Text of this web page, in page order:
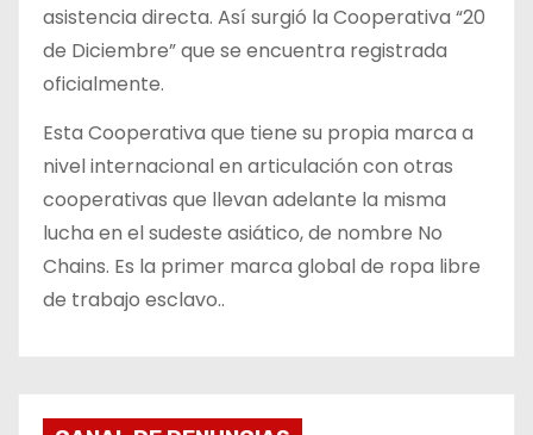
asistencia directa. Así surgió la Cooperativa “20
de Diciembre” que se encuentra registrada
oficialmente.
Esta Cooperativa que tiene su propia marca a
nivel internacional en articulación con otras
cooperativas que llevan adelante la misma
lucha en el sudeste asiático, de nombre No
Chains. Es la primer marca global de ropa libre
de trabajo esclavo..